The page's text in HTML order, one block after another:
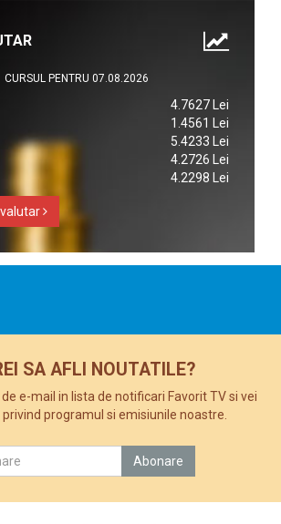
CURSUL PENTRU 07.08.2026
4.7627 Lei
1.4561 Lei
5.4233 Lei
4.2726 Lei
4.2298 Lei
SA AFLI NOUTATILE?
e-mail in lista de notificari Favorit TV si vei
programul si emisiunile noastre.